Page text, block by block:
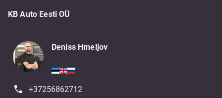
KB Auto Eesti OÜ
Deniss Hmeljov
+37256862712